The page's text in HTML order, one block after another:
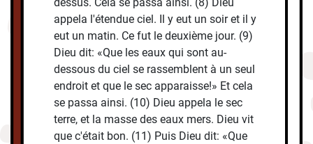
appela l'étendue ciel. Il y eut un soir et il y
eut un matin. Ce fut le deuxième jour. (9)
Dieu dit: «Que les eaux qui sont au-
dessous du ciel se rassemblent à un seul
endroit et que le sec apparaisse!» Et cela
se passa ainsi. (10) Dieu appela le sec
terre, et la masse des eaux mers. Dieu vit
que c'était bon. (11) Puis Dieu dit: «Que